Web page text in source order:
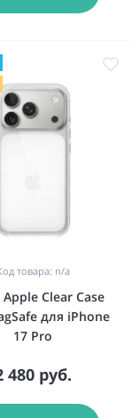
товара: n/a
Clear Case
для iPhone
17 Pro
480 руб.